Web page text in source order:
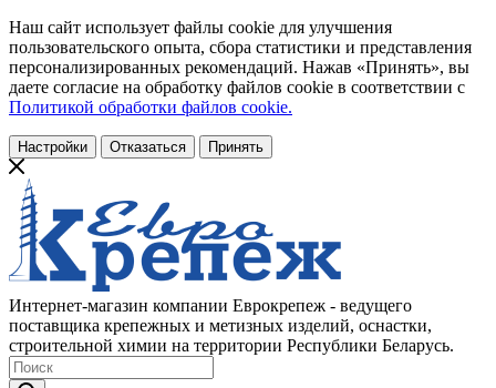
Наш сайт использует файлы cookie для улучшения
пользовательского опыта, сбора статистики и представления
персонализированных рекомендаций. Нажав «Принять», вы
даете согласие на обработку файлов cookie в соответствии с
Политикой обработки файлов cookie.
Настройки Отказаться Принять
Интернет-магазин компании Еврокрепеж - ведущего
поставщика крепежных и метизных изделий, оснастки,
строительной химии на территории Республики Беларусь.